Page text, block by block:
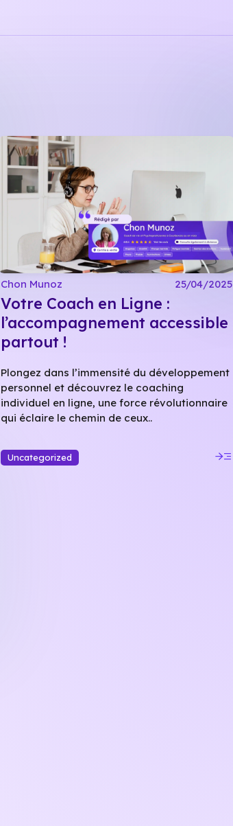
Chon Munoz 25/04/2025
Votre Coach en Ligne :
l’accompagnement accessible
partout !
Plongez dans l’immensité du développement
personnel et découvrez le coaching
individuel en ligne, une force révolutionnaire
qui éclaire le chemin de ceux..
Uncategorized read_more